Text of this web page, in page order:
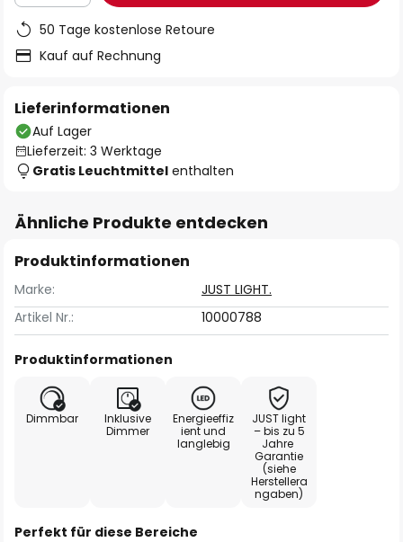
50 Tage kostenlose Retoure
Kauf auf Rechnung
Lieferinformationen
Auf Lager
Lieferzeit: 3 Werktage
Gratis Leuchtmittel enthalten
Ähnliche Produkte entdecken
Produktinformationen
Marke:
JUST LIGHT.
Artikel Nr.:
10000788
Produktinformationen
Dimmbar
Inklusive
Dimmer
Energieeffiz
ient und
langlebig
JUST light
– bis zu 5
Jahre
Garantie
(siehe
Herstellera
ngaben)
Perfekt für diese Bereiche